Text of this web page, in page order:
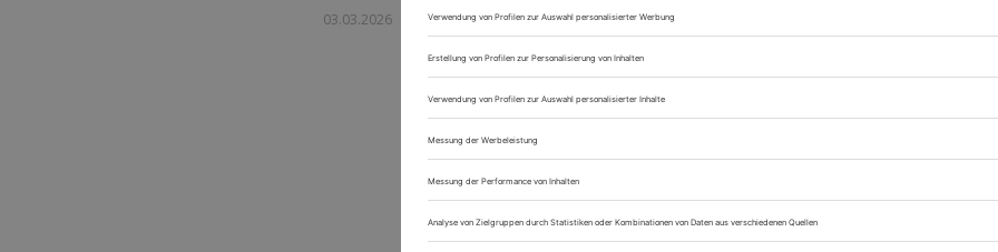
03.03.2026
Die besten Dinner Ideen
Gaumen, sondern auch die Fantasie verführen. Von der Dunkelheit, die unsere
hin zu den...